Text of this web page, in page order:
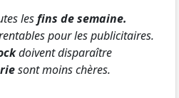
lesfins de semaine.
pour les publicitaires.
doivent disparaître
sont moins chères.